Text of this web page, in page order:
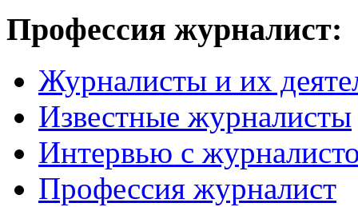
Профессия журналист:
Журналисты и их
Известные журналисты
Интервью с
Профессия журналист